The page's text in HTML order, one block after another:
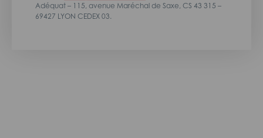
Adéquat – 115, avenue Maréchal de Saxe, CS 43 315 –
69427 LYON CEDEX 03.